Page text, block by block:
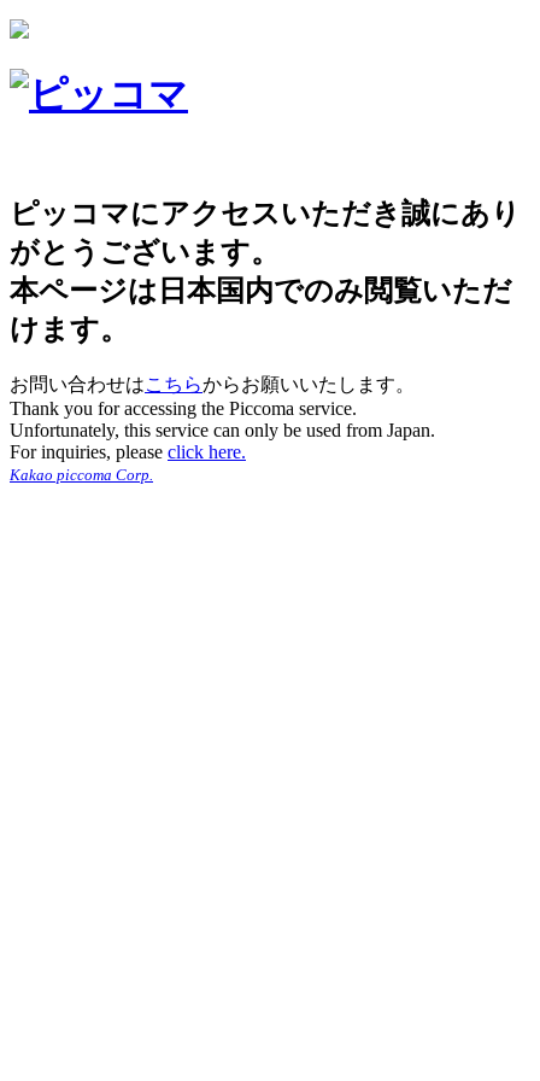
ピッコマにアクセスいただき誠にあり
がとうございます。
本ページは日本国内でのみ閲覧いただ
けます。
お問い合わせはこちらからお願いいたします。
Thank you for accessing the Piccoma service.
Unfortunately, this service can only be used from Japan.
For inquiries, please click here.
Kakao piccoma Corp.